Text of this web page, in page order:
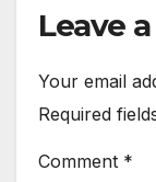
Leave
Your email
Required
Comment *